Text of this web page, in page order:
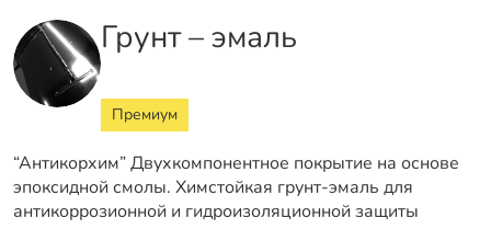
Грунт – эмаль
Премиум
“Антикорхим” Двухкомпонентное покрытие на основе
эпоксидной смолы. Химстойкая грунт-эмаль для
антикоррозионной и гидроизоляционной защиты